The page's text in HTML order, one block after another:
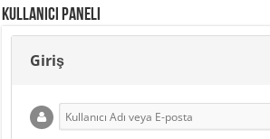
Kullanıcı Paneli
Giriş